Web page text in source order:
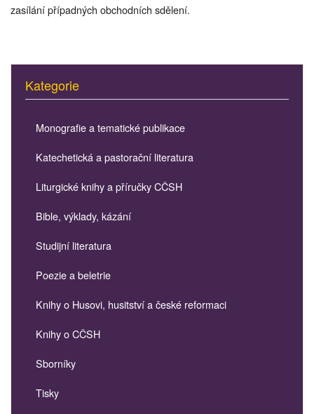
zasílání případných obchodních sdělení.
Kategorie
Monografie a tematické publikace
Katechetická a pastorační literatura
Liturgické knihy a příručky CČSH
Bible, výklady, kázání
Studijní literatura
Poezie a beletrie
Knihy o Husovi, husitství a české reformaci
Knihy o CČSH
Sborníky
Tisky